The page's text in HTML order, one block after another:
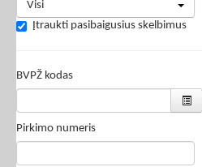
Visi
Įtraukti pasibaigusius skelbimus
BVPŽ kodas
Pirkimo numeris